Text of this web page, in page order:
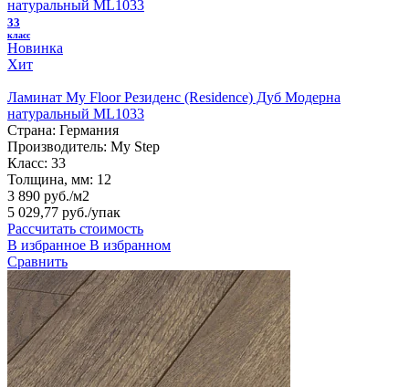
33
класс
Новинка
Хит
Ламинат My Floor Резиденс (Residence) Дуб Модерна
натуральный ML1033
Страна: Германия
Производитель: My Step
Класс: 33
Толщина, мм: 12
3 890 руб./м2
5 029,77 руб./упак
Рассчитать стоимость
В избранное В избранном
Сравнить